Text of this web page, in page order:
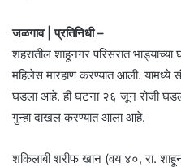
जळगाव | प्रतिनिधी –
शहरातील शाहूनगर परिसरात भाड्याच्या
महिलेस मारहाण करण्यात आली. यामध्ये
घडला आहे. ही घटना २६ जून रोजी
गुन्हा दाखल करण्यात आला आहे.
शकिलाबी शरीफ खान (वय ४०, रा.